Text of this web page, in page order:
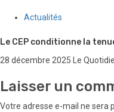
Actualités
Le CEP conditionne la
28 décembre 2025 Le
Laisser un
Votre adresse e-mail ne sera